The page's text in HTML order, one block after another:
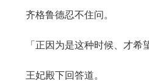
齐格鲁德忍不住问。
「正因为是这种时候、才希望
王妃殿下回答道。